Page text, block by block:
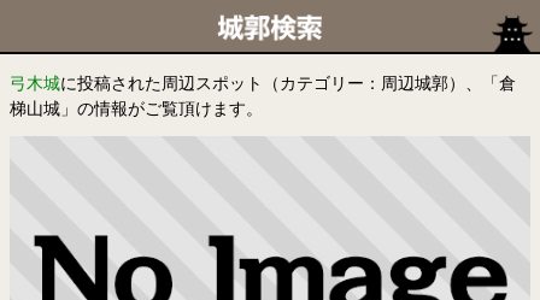
弓木城に投稿された周辺スポット（カテゴリー：周辺城郭）、「倉
梯山城」の情報がご覧頂けます。